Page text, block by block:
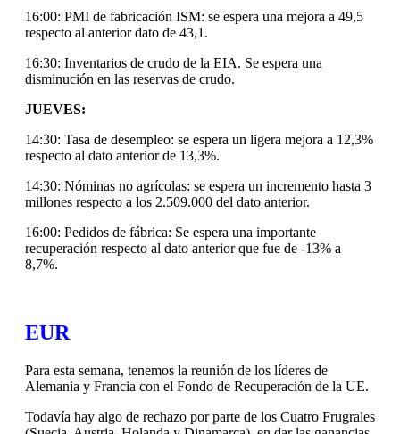
16:00: PMI de fabricación ISM: se espera una mejora a 49,5
respecto al anterior dato de 43,1.
16:30: Inventarios de crudo de la EIA. Se espera una
disminución en las reservas de crudo.
JUEVES:
14:30: Tasa de desempleo: se espera un ligera mejora a 12,3%
respecto al dato anterior de 13,3%.
14:30: Nóminas no agrícolas: se espera un incremento hasta 3
millones respecto a los 2.509.000 del dato anterior.
16:00: Pedidos de fábrica: Se espera una importante
recuperación respecto al dato anterior que fue de -13% a
8,7%.
EUR
Para esta semana, tenemos la reunión de los líderes de
Alemania y Francia con el Fondo de Recuperación de la UE.
Todavía hay algo de rechazo por parte de los Cuatro Frugrales